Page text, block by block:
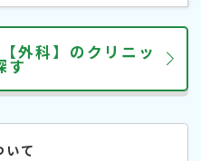
外科】のクリニッ
す
いて